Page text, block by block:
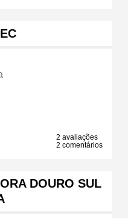
2 avaliações
2 comentários
DOURO SUL